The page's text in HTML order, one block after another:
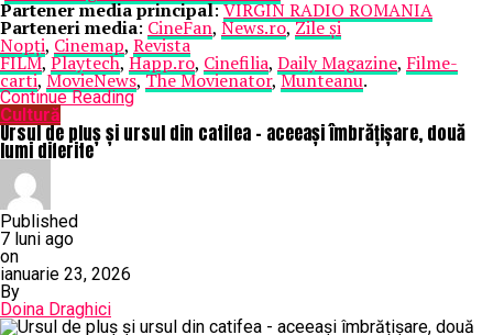
Partener media principal:VIRGIN RADIO ROMANIA
Parteneri media: CineFan, News.ro,Zile și
Nopți, Cinemap, Revista
FILM,Playtech,Happ.ro, Cinefilia, Daily Magazine, Filme-
carti,MovieNews,The Movienator,Munteanu.
Continue Reading
Cultură
Ursul de pluș și ursul din catifea – aceeași îmbrățișare, două
lumi diferite
Published
7 luni ago
on
ianuarie 23, 2026
By
Doina Draghici